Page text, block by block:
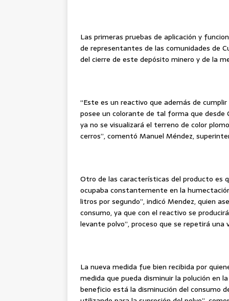
Las primeras pruebas de aplicación y
de representantes de las comunidades de
del cierre de este depósito minero y de la
“Este es un reactivo que además de
posee un colorante de tal forma que desde
ya no se visualizará el terreno de color
cerros”, comentó Manuel Méndez,
Otro de las características del producto es
ocupaba constantemente en la
litros por segundo”, indicó Mendez, quien
consumo, ya que con el reactivo se
levante polvo”, proceso que se repetirá una
La nueva medida fue bien recibida por
medida que pueda disminuir la polución en
beneficio está la disminución del consumo